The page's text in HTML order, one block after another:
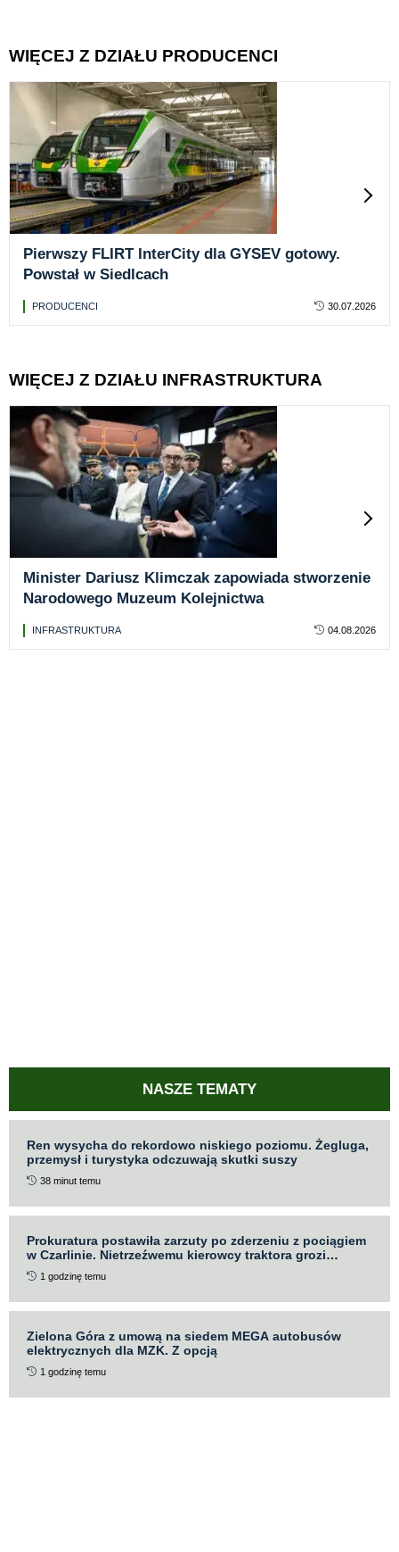
WIĘCEJ Z DZIAŁU PRODUCENCI
Pierwszy FLIRT InterCity dla GYSEV gotowy.
Powstał w Siedlcach
PRODUCENCI 30.07.2026
WIĘCEJ Z DZIAŁU INFRASTRUKTURA
Minister Dariusz Klimczak zapowiada stworzenie
Narodowego Muzeum Kolejnictwa
INFRASTRUKTURA 04.08.2026
NASZE TEMATY
Ren wysycha do rekordowo niskiego poziomu. Żegluga,
przemysł i turystyka odczuwają skutki suszy
38 minut temu
Prokuratura postawiła zarzuty po zderzeniu z pociągiem
w Czarlinie. Nietrzeźwemu kierowcy traktora grozi
więzienie
1 godzinę temu
Zielona Góra z umową na siedem MEGA autobusów
elektrycznych dla MZK. Z opcją
1 godzinę temu